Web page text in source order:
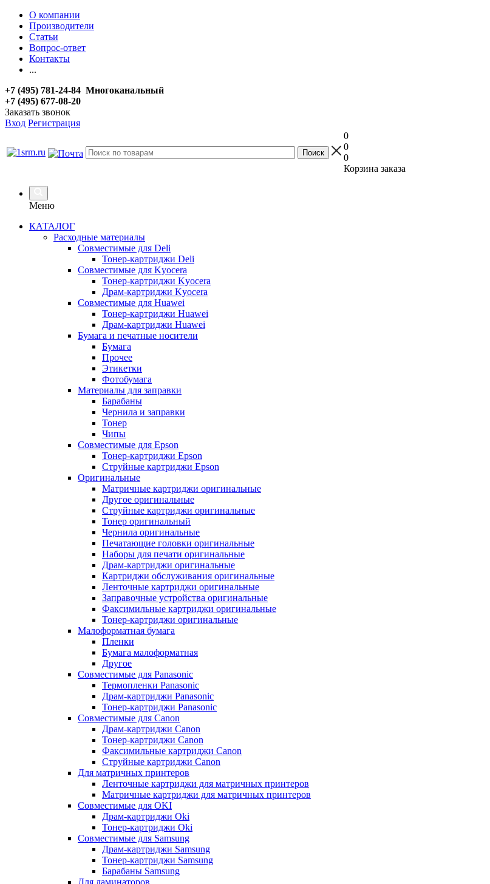
О компании
Производители
Статьи
Вопрос-ответ
Контакты
...
+7 (495) 781-24-84 Многоканальный
+7 (495) 677-08-20
Заказать звонок
Вход Регистрация
0
0
0
Корзина заказа
Меню
КАТАЛОГ
Расходные материалы
Совместимые для Deli
Тонер-картриджи Deli
Совместимые для Kyocera
Тонер-картриджи Kyocera
Драм-картриджи Kyocera
Совместимые для Huawei
Тонер-картриджи Huawei
Драм-картриджи Huawei
Бумага и печатные носители
Бумага
Прочее
Этикетки
Фотобумага
Материалы для заправки
Барабаны
Чернила и заправки
Тонер
Чипы
Совместимые для Epson
Тонер-картриджи Epson
Струйные картриджи Epson
Оригинальные
Матричные картриджи оригинальные
Другое оригинальные
Струйные картриджи оригинальные
Тонер оригинальный
Чернила оригинальные
Печатающие головки оригинальные
Наборы для печати оригинальные
Драм-картриджи оригинальные
Картриджи обслуживания оригинальные
Ленточные картриджи оригинальные
Заправочные устройства оригинальные
Факсимильные картриджи оригинальные
Тонер-картриджи оригинальные
Малоформатная бумага
Пленки
Бумага малоформатная
Другое
Совместимые для Panasonic
Термопленки Panasonic
Драм-картриджи Panasonic
Тонер-картриджи Panasonic
Совместимые для Canon
Драм-картриджи Canon
Тонер-картриджи Canon
Факсимильные картриджи Canon
Струйные картриджи Canon
Для матричных принтеров
Ленточные картриджи для матричных принтеров
Матричные картриджи для матричных принтеров
Совместимые для OKI
Драм-картриджи Oki
Тонер-картриджи Oki
Совместимые для Samsung
Драм-картриджи Samsung
Тонер-картриджи Samsung
Барабаны Samsung
Для ламинаторов